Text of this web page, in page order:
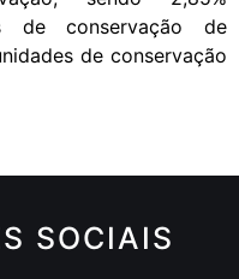
de conservação de
de conservação
SOCIAIS